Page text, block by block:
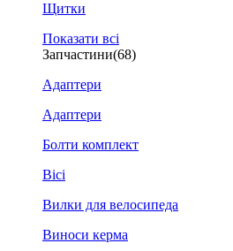
Щитки
Показати всі
Запчастини(68)
Адаптери
Адаптери
Болти комплект
Вісі
Вилки для велосипеда
Виноси керма